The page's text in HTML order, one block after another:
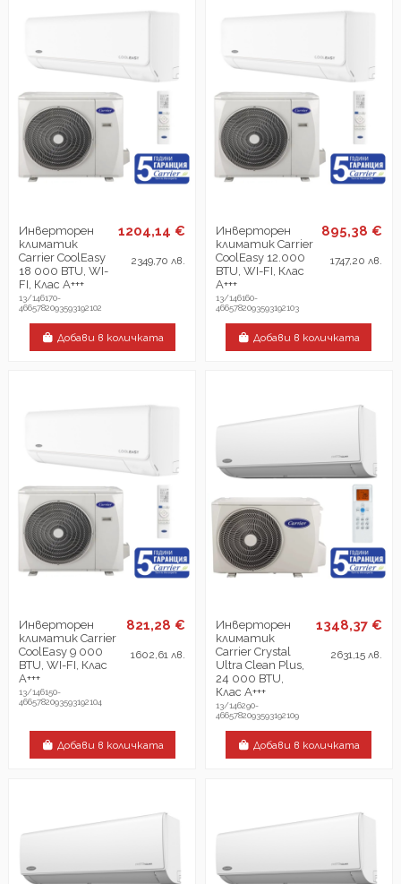
Инверторен
климатик
Carrier CoolEasy
18 000 BTU, WI-
FI, Клас А+++
13/146170-
4665782093593192102
1204,14 €
2349,70 лв.
Добави в количката
Инверторен
климатик Carrier
CoolEasy 12.000
BTU, WI-FI, Клас
А+++
13/146160-
4665782093593192103
895,38 €
1747,20 лв.
Добави в количката
Инверторен
климатик Carrier
CoolEasy 9 000
BTU, WI-FI, Клас
А+++
13/146150-
4665782093593192104
821,28 €
1602,61 лв.
Добави в количката
Инверторен
климатик
Carrier Crystal
Ultra Clean Plus,
24 000 BTU,
Клас А+++
13/146290-
4665782093593192109
1348,37 €
2631,15 лв.
Добави в количката